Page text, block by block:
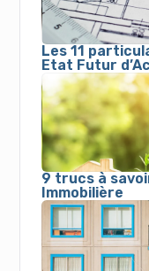
Les 11
Etat Futur
9 trucs à
Immobilière